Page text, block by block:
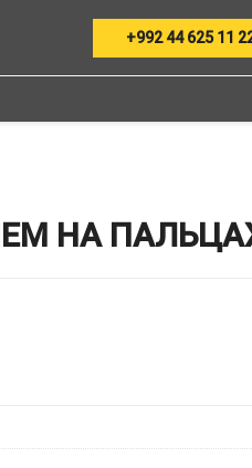
+992 44 625 11
НА